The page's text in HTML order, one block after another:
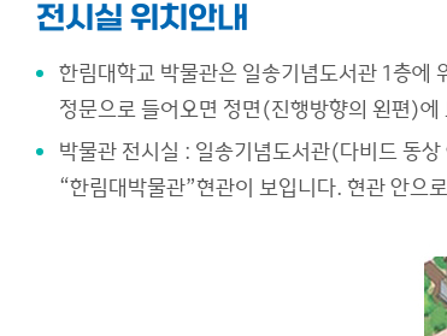
교육/문화행사
박물관 소식
사이트맵
전시실 위치안내
한림대학교 박물관은 일송기념도서관 1층에
정문으로 들어오면 정면(진행방향의 왼편)
박물관 전시실 : 일송기념도서관(다비드 동
“한림대박물관”현관이 보입니다. 현관 안으